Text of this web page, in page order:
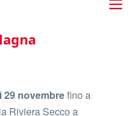
29 novembrefino a
Riviera Secco a